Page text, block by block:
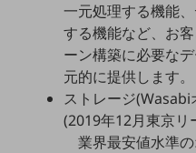
法人向けスマホ・携帯に関する、
おすすめの機種、料金やサービスをご
ビジネス向けスマートフォン
タフネススマートフォン
一元処理する機能
する機能など、お
ーン構築に必要な
元的に提供します。
ストレージ
(2019年12月東京リ
業界最安値水準